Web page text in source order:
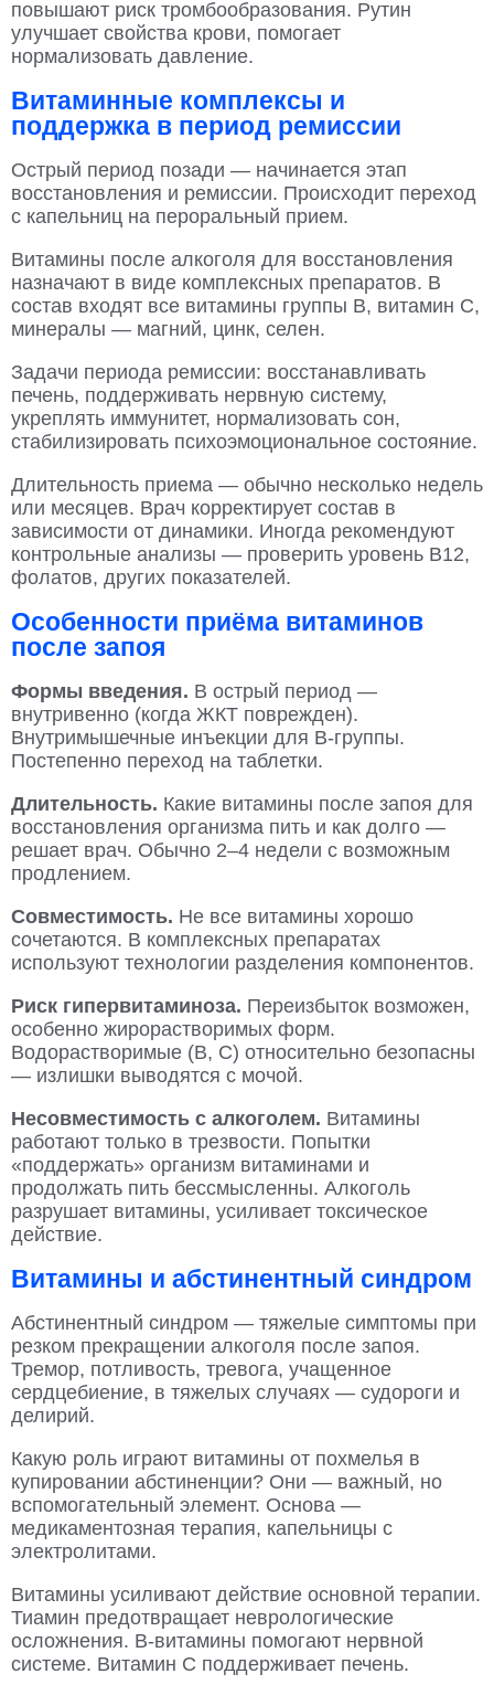
повышают риск тромбообразования. Рутин
улучшает свойства крови, помогает
нормализовать давление.
Витаминные комплексы и
поддержка в период ремиссии
Острый период позади — начинается этап
восстановления и ремиссии. Происходит переход
с капельниц на пероральный прием.
Витамины после алкоголя для восстановления
назначают в виде комплексных препаратов. В
состав входят все витамины группы B, витамин C,
минералы — магний, цинк, селен.
Задачи периода ремиссии: восстанавливать
печень, поддерживать нервную систему,
укреплять иммунитет, нормализовать сон,
стабилизировать психоэмоциональное состояние.
Длительность приема — обычно несколько недель
или месяцев. Врач корректирует состав в
зависимости от динамики. Иногда рекомендуют
контрольные анализы — проверить уровень В12,
фолатов, других показателей.
Особенности приёма витаминов
после запоя
Формы введения. В острый период —
внутривенно (когда ЖКТ поврежден).
Внутримышечные инъекции для B-группы.
Постепенно переход на таблетки.
Длительность. Какие витамины после запоя для
восстановления организма пить и как долго —
решает врач. Обычно 2–4 недели с возможным
продлением.
Совместимость. Не все витамины хорошо
сочетаются. В комплексных препаратах
используют технологии разделения компонентов.
Риск гипервитаминоза. Переизбыток возможен,
особенно жирорастворимых форм.
Водорастворимые (B, C) относительно безопасны
— излишки выводятся с мочой.
Несовместимость с алкоголем. Витамины
работают только в трезвости. Попытки
«поддержать» организм витаминами и
продолжать пить бессмысленны. Алкоголь
разрушает витамины, усиливает токсическое
действие.
Витамины и абстинентный синдром
Абстинентный синдром — тяжелые симптомы при
резком прекращении алкоголя после запоя.
Тремор, потливость, тревога, учащенное
сердцебиение, в тяжелых случаях — судороги и
делирий.
Какую роль играют витамины от похмелья в
купировании абстиненции? Они — важный, но
вспомогательный элемент. Основа —
медикаментозная терапия, капельницы с
электролитами.
Витамины усиливают действие основной терапии.
Тиамин предотвращает неврологические
осложнения. B-витамины помогают нервной
системе. Витамин C поддерживает печень.